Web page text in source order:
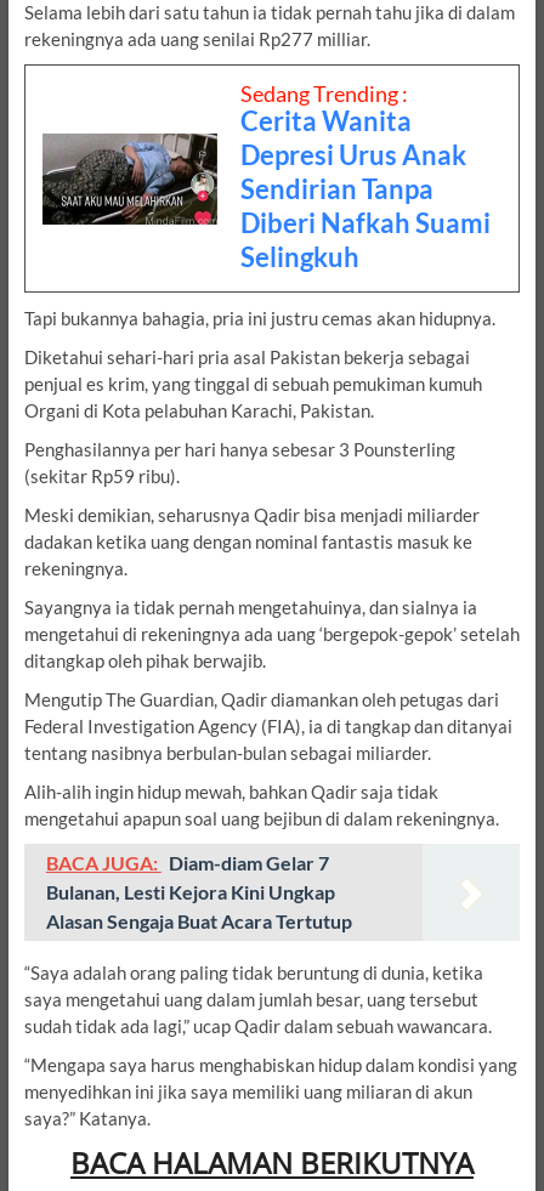
Selama lebih dari satu tahun ia tidak pernah tahu jika di dalam
rekeningnya ada uang senilai Rp277 milliar.
Sedang Trending :
Cerita Wanita
Depresi Urus Anak
Sendirian Tanpa
Diberi Nafkah Suami
Selingkuh
Tapi bukannya bahagia, pria ini justru cemas akan hidupnya.
Diketahui sehari-hari pria asal Pakistan bekerja sebagai
penjual es krim, yang tinggal di sebuah pemukiman kumuh
Organi di Kota pelabuhan Karachi, Pakistan.
Penghasilannya per hari hanya sebesar 3 Pounsterling
(sekitar Rp59 ribu).
Meski demikian, seharusnya Qadir bisa menjadi miliarder
dadakan ketika uang dengan nominal fantastis masuk ke
rekeningnya.
Sayangnya ia tidak pernah mengetahuinya, dan sialnya ia
mengetahui di rekeningnya ada uang ‘bergepok-gepok’ setelah
ditangkap oleh pihak berwajib.
Mengutip The Guardian, Qadir diamankan oleh petugas dari
Federal Investigation Agency (FIA), ia di tangkap dan ditanyai
tentang nasibnya berbulan-bulan sebagai miliarder.
Alih-alih ingin hidup mewah, bahkan Qadir saja tidak
mengetahui apapun soal uang bejibun di dalam rekeningnya.
BACA JUGA: Diam-diam Gelar 7
Bulanan, Lesti Kejora Kini Ungkap
Alasan Sengaja Buat Acara Tertutup
“Saya adalah orang paling tidak beruntung di dunia, ketika
saya mengetahui uang dalam jumlah besar, uang tersebut
sudah tidak ada lagi,” ucap Qadir dalam sebuah wawancara.
“Mengapa saya harus menghabiskan hidup dalam kondisi yang
menyedihkan ini jika saya memiliki uang miliaran di akun
saya?” Katanya.
BACA HALAMAN BERIKUTNYA